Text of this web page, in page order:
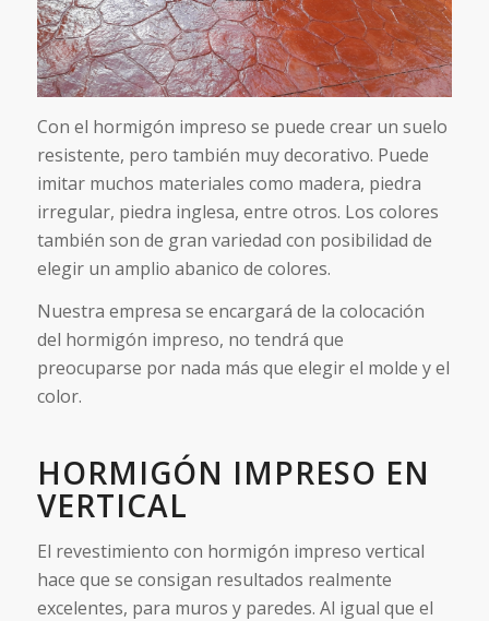
Con el hormigón impreso se puede crear un suelo
resistente, pero también muy decorativo. Puede
imitar muchos materiales como madera, piedra
irregular, piedra inglesa, entre otros. Los colores
también son de gran variedad con posibilidad de
elegir un amplio abanico de colores.
Nuestra empresa se encargará de la colocación
del hormigón impreso, no tendrá que
preocuparse por nada más que elegir el molde y el
color.
HORMIGÓN IMPRESO EN
VERTICAL
El revestimiento con hormigón impreso vertical
hace que se consigan resultados realmente
excelentes, para muros y paredes. Al igual que el